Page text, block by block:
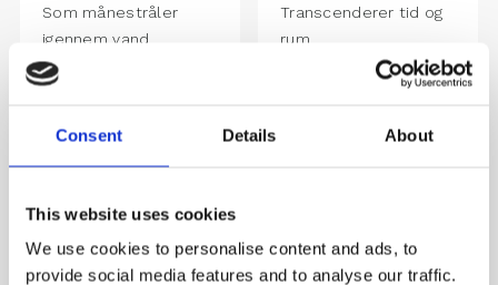
Consent Details About
This website uses cookies
We use cookies to personalise content and ads, to
provide social media features and to analyse our traffic.
Som månestråler
igennem vand
1,480.00
Transcenderer tid og
rum
DKK